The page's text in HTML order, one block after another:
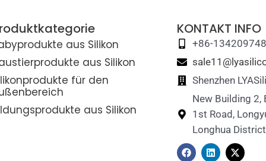
aus Silikon
aus Silikon
für den
aus Silikon
KONTAKT INFO
+86-
Shenzhen
New Building 2,
1st Road,
Longhua
F
a
L
i
X
-